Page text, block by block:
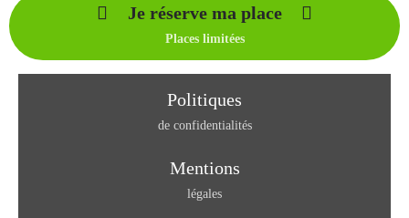
Je réserve ma place
Places limitées
Politiques
de confidentialités
Mentions
légales